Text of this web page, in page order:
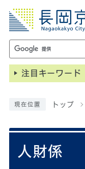
注目キーワード
現在位置 トップ
人財係